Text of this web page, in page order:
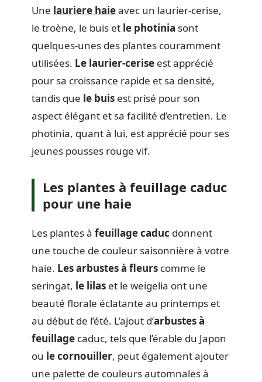
Une lauriere haieavec un laurier-cerise,
le troène, le buis et le photinia sont
quelques-unes des plantes couramment
utilisées. Le laurier-cerise est apprécié
pour sa croissance rapide et sa densité,
tandis que le buis est prisé pour son
aspect élégant et sa facilité d’entretien. Le
photinia, quant à lui, est apprécié pour ses
jeunes pousses rouge vif.
Les plantes à feuillage caduc
pour une haie
Les plantes à feuillage caduc donnent
une touche de couleur saisonnière à votre
haie. Les arbustes à fleurs comme le
seringat, le lilas et le weigelia ont une
beauté florale éclatante au printemps et
au début de l’été. L’ajout d’arbustes à
feuillage caduc, tels que l’érable du Japon
ou le cornouiller, peut également ajouter
une palette de couleurs automnales à